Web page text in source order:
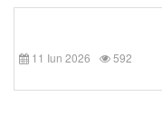
11 Iun 2026 592